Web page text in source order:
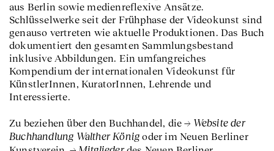
aus Berlin sowie medienreflexive Ansätze.
Schlüsselwerke seit der Frühphase der Videokunst sind
genauso vertreten wie aktuelle Produktionen. Das Buch
dokumentiert den gesamten Sammlungsbestand
inklusive Abbildungen. Ein umfangreiches
Kompendium der internationalen Videokunst für
KünstlerInnen, KuratorInnen, Lehrende und
Interessierte.
Zu beziehen über den Buchhandel, die
Website der
Buchhandlung Walther Königoder im Neuen Berliner